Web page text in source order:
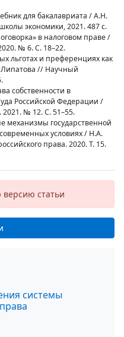
для бакалавриата / А.Н.
экономики, 2021. 487 с.
в налоговом праве /
№ 6. С. 18–22.
льготах и преференциях как
Липатова // Научный
собственности в
Российской Федерации /
№ 12. С. 51–55.
механизмы государственной
условиях / Н.А.
права. 2020. Т. 15.
статьи
системы